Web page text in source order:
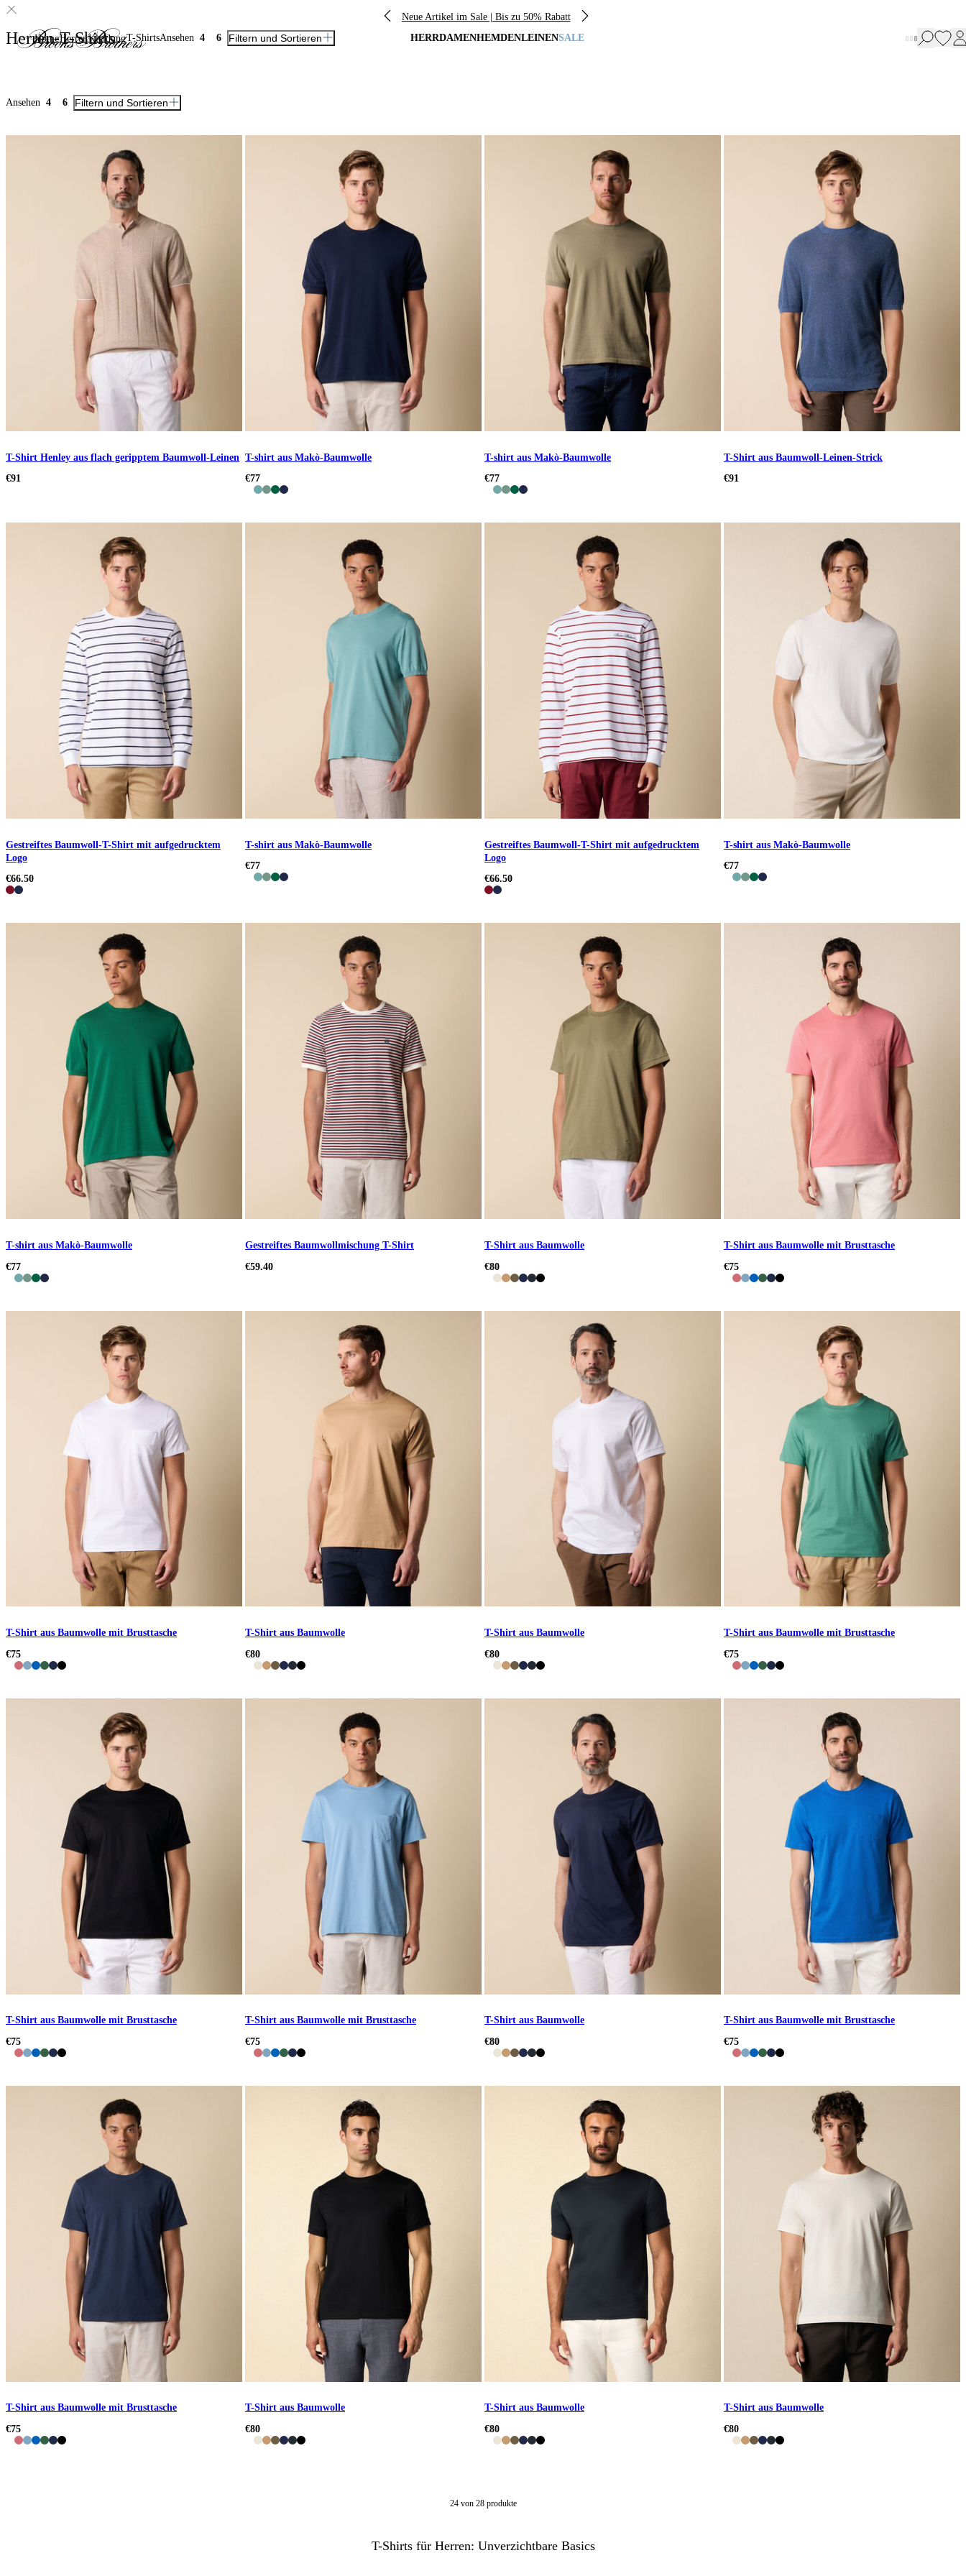
Neue Artikel im Sale | Bis zu 50% Rabatt
HERRDAMENHEMDENLEINENSALE
HomeHerrenKleidungT-ShirtsAnsehen 4 6 Filtern und Sortieren
Herren-T-Shirts
Ansehen 4 6 Filtern und Sortieren
T-Shirt Henley aus flach geripptem Baumwoll-Leinen
€91
T-shirt aus Makò-Baumwolle
€77
T-shirt aus Makò-Baumwolle
€77
T-Shirt aus Baumwoll-Leinen-Strick
€91
Gestreiftes Baumwoll-T-Shirt mit aufgedrucktem
Logo
€66.50
T-shirt aus Makò-Baumwolle
€77
Gestreiftes Baumwoll-T-Shirt mit aufgedrucktem
Logo
€66.50
T-shirt aus Makò-Baumwolle
€77
T-shirt aus Makò-Baumwolle
€77
Gestreiftes Baumwollmischung T-Shirt
€59.40
T-Shirt aus Baumwolle
€80
T-Shirt aus Baumwolle mit Brusttasche
€75
T-Shirt aus Baumwolle mit Brusttasche
€75
T-Shirt aus Baumwolle
€80
T-Shirt aus Baumwolle
€80
T-Shirt aus Baumwolle mit Brusttasche
€75
T-Shirt aus Baumwolle mit Brusttasche
€75
T-Shirt aus Baumwolle mit Brusttasche
€75
T-Shirt aus Baumwolle
€80
T-Shirt aus Baumwolle mit Brusttasche
€75
T-Shirt aus Baumwolle mit Brusttasche
€75
T-Shirt aus Baumwolle
€80
T-Shirt aus Baumwolle
€80
T-Shirt aus Baumwolle
€80
24von 28produkte
T-Shirts für Herren: Unverzichtbare Basics